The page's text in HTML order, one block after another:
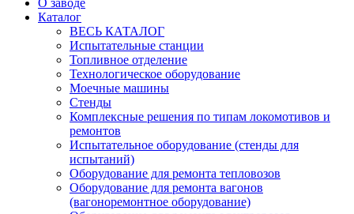
О заводе
Каталог
ВЕСЬ КАТАЛОГ
Испытательные станции
Топливное отделение
Технологическое оборудование
Моечные машины
Стенды
Комплексные решения по типам локомотивов и
ремонтов
Испытательное оборудование (стенды для
испытаний)
Оборудование для ремонта тепловозов
Оборудование для ремонта вагонов
(вагоноремонтное оборудование)